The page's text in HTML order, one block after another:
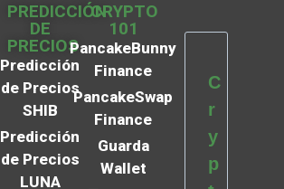
PREDICCIÓN
DE
PRECIOS
Predicción
de Precios
SHIB
Predicción
de Precios
LUNA
CRYPTO
101
PancakeBunny
Finance
PancakeSwap
Finance
Guarda
Wallet
C
r
y
p